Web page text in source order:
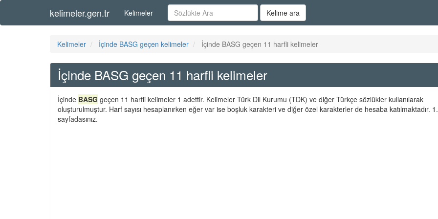
kelimeler.gen.tr Kelimeler Kelime ara
Kelimeler İçinde BASG geçen kelimeler İçinde BASG geçen 11 harfli kelimeler
İçinde BASG geçen 11 harfli kelimeler
İçinde BASG geçen 11 harfli kelimeler 1 adettir. Kelimeler Türk Dil Kurumu (TDK) ve diğer Türkçe sözlükler kullanılarak
oluşturulmuştur. Harf sayısı hesaplanırken eğer var ise boşluk karakteri ve diğer özel karakterler de hesaba katılmaktadır. 1.
sayfadasınız.